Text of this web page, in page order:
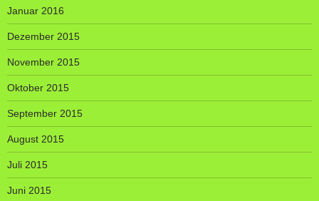
Januar 2016
Dezember 2015
November 2015
Oktober 2015
September 2015
August 2015
Juli 2015
Juni 2015